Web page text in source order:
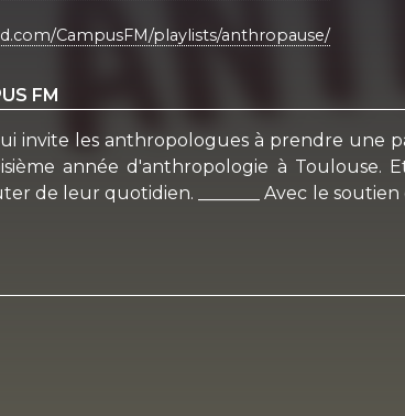
CampusFM/playlists/anthropause/
FM
qui invite les anthropologues à prendre
année d'anthropologie à
de leur quotidien. _______ Avec le